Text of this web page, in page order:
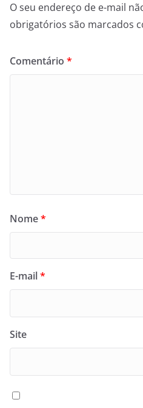
O seu endereço de e-mail
obrigatórios são marcados
Comentário *
Nome*
E-mail*
Site